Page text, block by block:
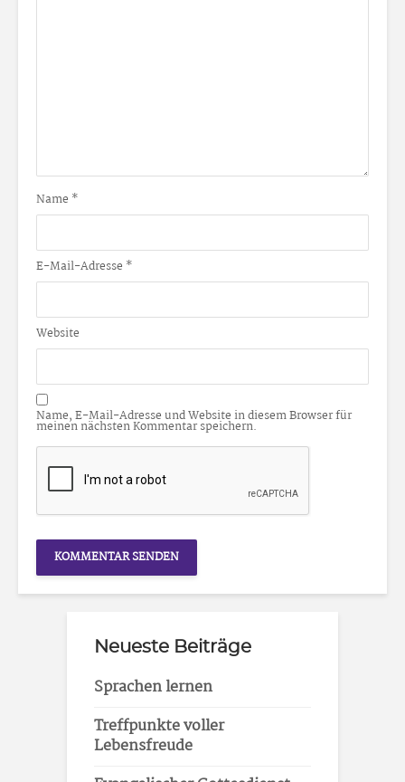
Name *
E-Mail-Adresse *
Website
Name, E-Mail-Adresse und Website in diesem Browser für
meinen nächsten Kommentar speichern.
Neueste Beiträge
Sprachen lernen
Treffpunkte voller
Lebensfreude